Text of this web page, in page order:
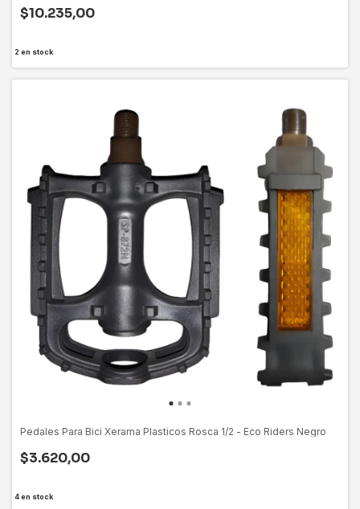
$10.235,00
2 en stock
Pedales Para Bici Xerama Plasticos Rosca 1/2 - Eco Riders Negro
$3.620,00
4en stock